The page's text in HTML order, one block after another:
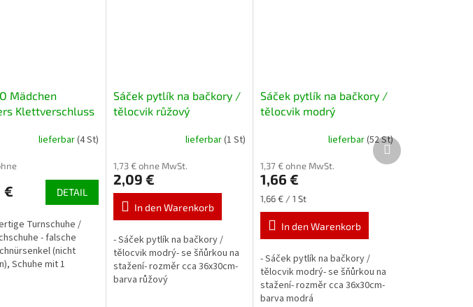
Mädchen
Klettverschluss
lieferbar(4 St)
€ DETAIL
Turnschuhe /
- falsche
(nicht
Schuhe mit 1
Sáček pytlík na bačkory /
tělocvik růžový
lieferbar(1 St)
1,73 € ohne MwSt.
2,09 €
In den Warenkorb
- Sáček pytlík na bačkory /
tělocvik modrý- se šňůrkou na
stažení- rozměr cca 36x30cm-
barva růžový
Sáček pytlík na bačkory /
tělocvik modrý
lieferbar(52 St)
1,37 € ohne MwSt.
1,66 €
Verkaufspreis:
1,66 € / 1 St
In den Warenkorb
- Sáček pytlík na bačkory /
tělocvik modrý- se šňůrkou na
stažení- rozměr cca 36x30cm-
barva modrá
Nächstes
Produkt